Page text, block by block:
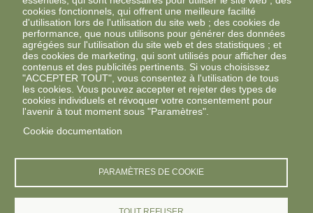
cookies fonctionnels, qui offrent une meilleure facilité
d'utilisation lors de l'utilisation du site web ; des cookies de
performance, que nous utilisons pour générer des données
agrégées sur l'utilisation du site web et des statistiques ; et
des cookies de marketing, qui sont utilisés pour afficher des
contenus et des publicités pertinents. Si vous choisissez
"ACCEPTER TOUT", vous consentez à l'utilisation de tous
les cookies. Vous pouvez accepter et rejeter des types de
cookies individuels et révoquer votre consentement pour
l'avenir à tout moment sous "Paramètres".
Cookie documentation
PARAMÈTRES DE COOKIE